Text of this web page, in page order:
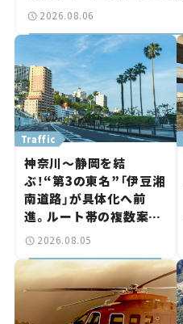
2026.08.06
神奈川～静岡を結
ぶ！“第3の東名”「伊豆湘
南道路」が具体化へ前
進。ルート帯の複数案検
討へ。熱海まで信号ゼロ
道路計画】
Traffic
2026.08.05